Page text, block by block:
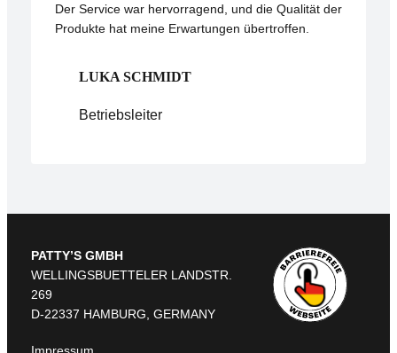
Der Service war hervorragend, und die Qualität der
Produkte hat meine Erwartungen übertroffen.
LUKA SCHMIDT
Betriebsleiter
PATTY’S GMBH
WELLINGSBUETTELER LANDSTR.
269
D-22337 HAMBURG, GERMANY
Impressum